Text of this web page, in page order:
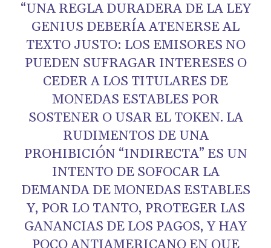
“UNA REGLA DURADERA DE LA LEY
GENIUS DEBERÍA ATENERSE AL
TEXTO JUSTO: LOS EMISORES NO
PUEDEN SUFRAGAR INTERESES O
CEDER A LOS TITULARES DE
MONEDAS ESTABLES POR
SOSTENER O USAR EL TOKEN. LA
RUDIMENTOS DE UNA
PROHIBICIÓN “INDIRECTA” ES UN
INTENTO DE SOFOCAR LA
DEMANDA DE MONEDAS ESTABLES
Y, POR LO TANTO, PROTEGER LAS
GANANCIAS DE LOS PAGOS, Y HAY